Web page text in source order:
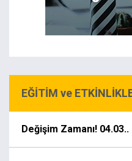
EĞİTİM ve
Değişim Zamanı! 04.03..